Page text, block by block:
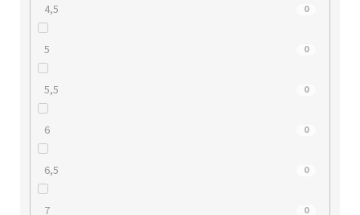
4,5 0
5 0
5,5 0
6 0
6,5 0
7 0